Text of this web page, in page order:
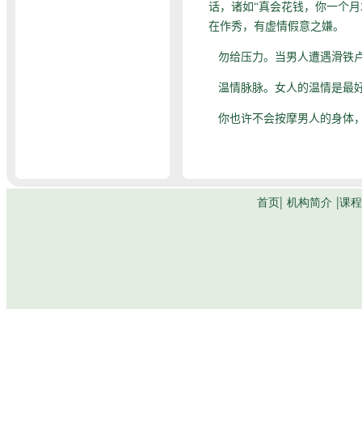
话，诸如“真会花钱，你一个
在作秀，有虚情假意之嫌。
勿给压力。当男人遭遇滑铁
温情脉脉。女人的温情是最
你也许不会按摩男人的身体